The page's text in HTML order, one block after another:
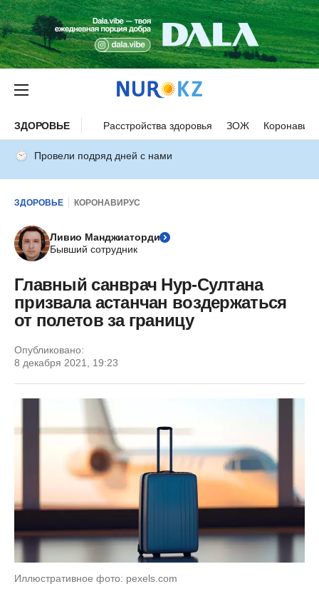
ЗДОРОВЬЕ Расстройства здоровья ЗОЖ
Провели подряд дней с нами
ЗДОРОВЬЕ КОРОНАВИРУС
Ливио Манджиаторди
Бывший сотрудник
Главный санврач Нур-Султана
призвала астанчан воздержаться
от полетов за границу
Опубликовано:
8 декабря 2021, 19:23
Иллюстративное фото: pexels.com